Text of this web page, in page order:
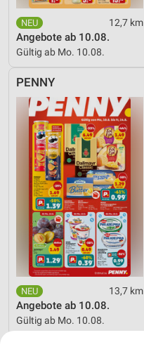
12,7 km
Angebote ab 10.08.
Gültig ab Mo. 10.08.
PENNY
13,7 km
Angebote ab 10.08.
Gültig ab Mo. 10.08.